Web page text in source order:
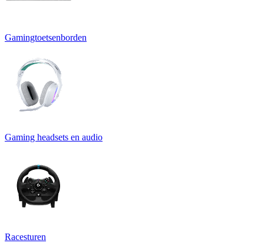
Gamingtoetsenborden
Gaming headsets en audio
Racesturen